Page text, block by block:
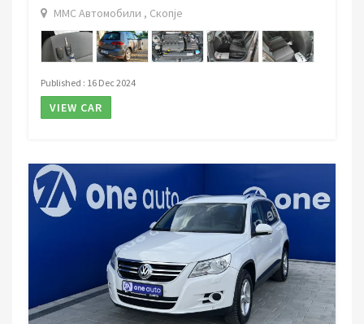
ММС Автомобили , Скопје
Published : 16 Dec 2024
VIEW CAR